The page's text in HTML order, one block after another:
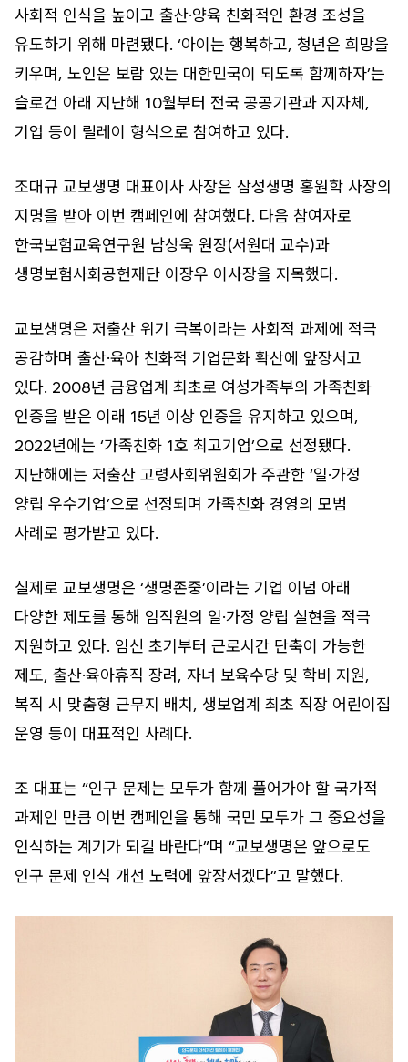
사회적 인식을 높이고 출산·양육 친화적인 환경 조성을
유도하기 위해 마련됐다. ‘아이는 행복하고, 청년은 희망을
키우며, 노인은 보람 있는 대한민국이 되도록 함께하자’는
슬로건 아래 지난해 10월부터 전국 공공기관과 지자체,
기업 등이 릴레이 형식으로 참여하고 있다.
조대규 교보생명 대표이사 사장은 삼성생명 홍원학 사장의
지명을 받아 이번 캠페인에 참여했다. 다음 참여자로
한국보험교육연구원 남상욱 원장(서원대 교수)과
생명보험사회공헌재단 이장우 이사장을 지목했다.
교보생명은 저출산 위기 극복이라는 사회적 과제에 적극
공감하며 출산·육아 친화적 기업문화 확산에 앞장서고
있다. 2008년 금융업계 최초로 여성가족부의 가족친화
인증을 받은 이래 15년 이상 인증을 유지하고 있으며,
2022년에는 ‘가족친화 1호 최고기업’으로 선정됐다.
지난해에는 저출산 고령사회위원회가 주관한 ‘일·가정
양립 우수기업’으로 선정되며 가족친화 경영의 모범
사례로 평가받고 있다.
실제로 교보생명은 ‘생명존중’이라는 기업 이념 아래
다양한 제도를 통해 임직원의 일·가정 양립 실현을 적극
지원하고 있다. 임신 초기부터 근로시간 단축이 가능한
제도, 출산·육아휴직 장려, 자녀 보육수당 및 학비 지원,
복직 시 맞춤형 근무지 배치, 생보업계 최초 직장 어린이집
운영 등이 대표적인 사례다.
조 대표는 “인구 문제는 모두가 함께 풀어가야 할 국가적
과제인 만큼 이번 캠페인을 통해 국민 모두가 그 중요성을
인식하는 계기가 되길 바란다”며 “교보생명은 앞으로도
인구 문제 인식 개선 노력에 앞장서겠다”고 말했다.